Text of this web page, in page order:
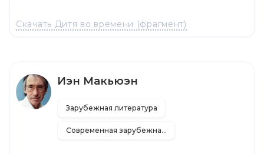
Скачать Дитя во времени (фрагмент)
Иэн Макьюэн
Зарубежная литература
Современная зарубежная литература